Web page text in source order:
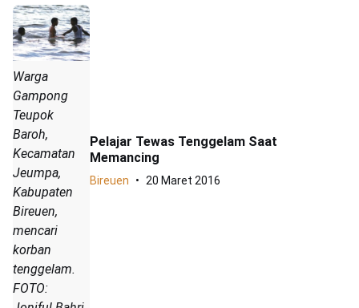
Warga
Gampong
Teupok
Baroh,
Kecamatan
Jeumpa,
Kabupaten
Bireuen,
mencari
korban
tenggelam.
FOTO:
Pelajar Tewas Tenggelam Saat
Memancing
Bireuen 20 Maret 2016